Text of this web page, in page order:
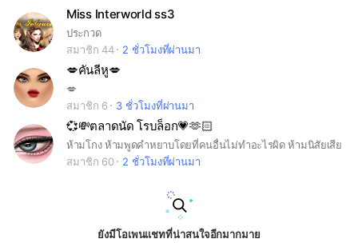
Miss Interworld ss3
ประกวด
สมาชิก 44
2 ชั่วโมงที่ผ่านมา
💋คันลีหู💋
💋
สมาชิก 6
3 ชั่วโมงที่ผ่านมา
💞💸ตลาดนัด โรบล็อก💗🫶🏻
ห้ามโกง ห้ามพูดคำหยาบโดยที่คนอื่นไม่ทำอะไรผิด ห้ามนิสัยเสีย
สมาชิก 60
2 ชั่วโมงที่ผ่านมา
ยังมีโอเพนแชทที่น่าสนใจอีกมากมาย